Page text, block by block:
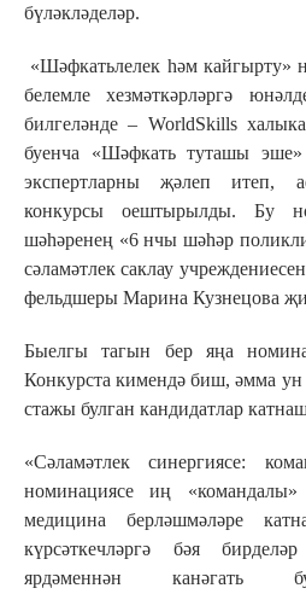
бүләкләделәр.
«Шәфкатьлелек һәм кайгырту»
белемле хезмәткәрләргә
билгеләнде – WorldSkills
буенча «Шәфкать туташы эше»
экспертларны җәлеп итеп,
конкурсы оештырылды. Бу
шәһәренең «6 нчы шәһәр
сәламәтлек саклау
фельдшеры Марина Кузнецова
Быелгы тагын бер яңа
Конкурста кимендә биш, әмма ун
стажы булган кандидатлар
«Сәламәтлек синергиясе:
номинациясе иң
медицина берләшмәләре
күрсәткечләргә бәя
ярдәменнән канәгать